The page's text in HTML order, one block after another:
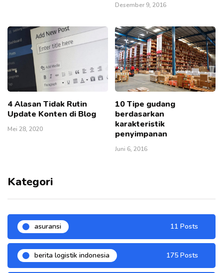
Desember 9, 2016
4 Alasan Tidak Rutin
Update Konten di Blog
Mei 28, 2020
10 Tipe gudang
berdasarkan
karakteristik
penyimpanan
Juni 6, 2016
Kategori
asuransi 11 Posts
berita logistik indonesia 175 Posts